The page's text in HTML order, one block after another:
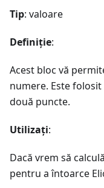
Tip: valoare
Definiție:
Acest bloc vă
numere. Este
două puncte.
Utilizați:
Dacă vrem să
pentru a întoarce